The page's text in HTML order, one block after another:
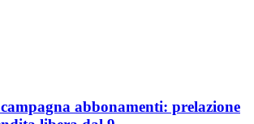
abbonamenti: prelazione